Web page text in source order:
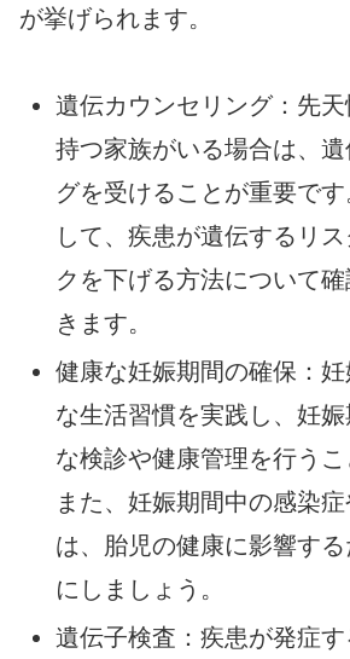
が挙げられます。
遺伝カウンセリング：先
持つ家族がいる場合は、
グを受けることが重要で
して、疾患が遺伝するリ
クを下げる方法について
きます。
健康な妊娠期間の確保：
な生活習慣を実践し、妊
な検診や健康管理を行うこ
また、妊娠期間中の感染
は、胎児の健康に影響す
にしましょう。
遺伝子検査：疾患が発症